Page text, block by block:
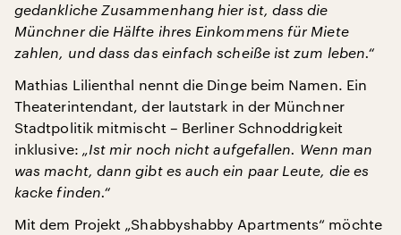
gedankliche Zusammenhang hier ist, dass die
Münchner die Hälfte ihres Einkommens für Miete
zahlen, und dass das einfach scheiße ist zum leben.“
Mathias Lilienthal nennt die Dinge beim Namen. Ein
Theaterintendant, der lautstark in der Münchner
Stadtpolitik mitmischt – Berliner Schnoddrigkeit
inklusive: „Ist mir noch nicht aufgefallen. Wenn man
was macht, dann gibt es auch ein paar Leute, die es
kacke finden.“
Mit dem Projekt „Shabbyshabby Apartments“ möchte